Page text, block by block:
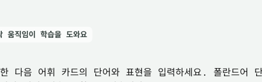
움직임이 학습을 도와요
다음 어휘 카드의 단어와 표현을 입력하세요. 폴란드어